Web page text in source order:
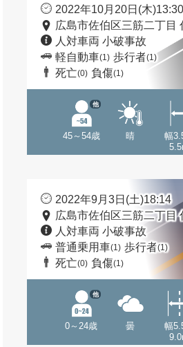
2022年10月20日(木)13:30
広島市佐伯区三筋二丁目
人対車両 小破事故
軽自動車(1) 歩行者(1)
死亡(0) 負傷(1)
45～54歳
他
晴
幅
2022年9月3日(土)18:14
広島市佐伯区三筋二丁目
人対車両 小破事故
普通乗用車(1) 歩行者(1)
死亡(0) 負傷(1)
0～24歳
他
曇
幅